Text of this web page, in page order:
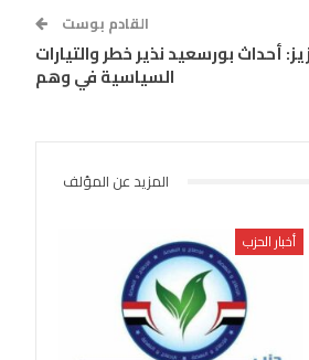
القادم بوست
أحداث بورسعيد نذير خطر والتيارات
السياسية في وهم
المزيد عن المؤلف
أخبار الحزب